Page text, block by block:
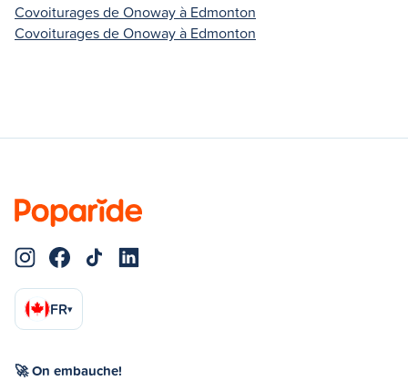
Covoiturages de Onoway à Edmonton
Covoiturages de Onoway à Edmonton
FR▾
🚀 On embauche!